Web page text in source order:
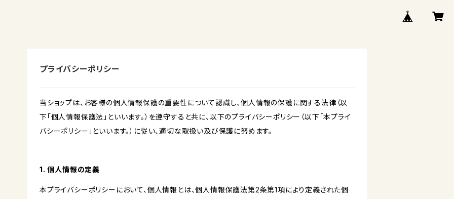
プライバシーポリシー
当ショップは、お客様の個人情報保護の重要性について認識し、個人情報の保護に関する法律（以
下「個人情報保護法」といいます。）を遵守すると共に、以下のプライバシーポリシー（以下「本プライ
バシーポリシー」といいます。）に従い、適切な取扱い及び保護に努めます。
1. 個人情報の定義
本プライバシーポリシーにおいて、個人情報とは、個人情報保護法第2条第1項により定義された個